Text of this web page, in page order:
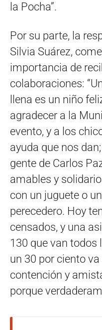
la Pocha”.
Por su parte, la
Silvia Suárez,
importancia de
colaboraciones:
llena es un niño
agradecer a la
evento, y a los
ayuda que nos
gente de Carlos
amables y
con un juguete o
perecedero. Hoy
censados, y una
130 que van todos
un 30 por ciento
contención y
porque